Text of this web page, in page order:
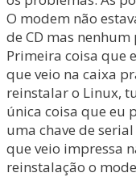
O modem não
de CD mas
Primeira coisa que
que veio na caixa
reinstalar o Linux,
única coisa que eu
uma chave de
que veio impressa
reinstalação o